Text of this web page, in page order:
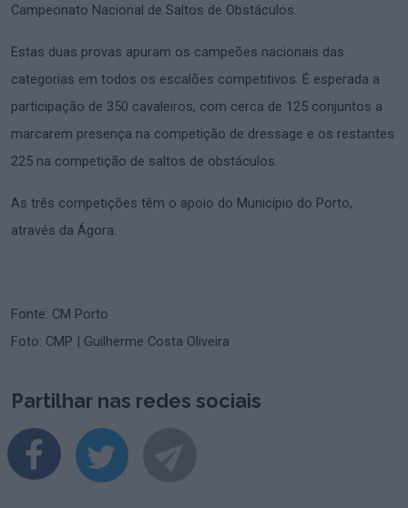
Campeonato Nacional de Saltos de Obstáculos.
Estas duas provas apuram os campeões nacionais das
categorias em todos os escalões competitivos. É esperada a
participação de 350 cavaleiros, com cerca de 125 conjuntos a
marcarem presença na competição de dressage e os restantes
225 na competição de saltos de obstáculos.
As três competições têm o apoio do Município do Porto,
através da Ágora.
Fonte: CM Porto
Foto: CMP | Guilherme Costa Oliveira
Partilhar nas redes sociais